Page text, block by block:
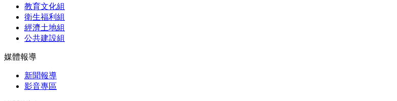
教育文化組
衛生福利組
經濟土地組
公共建設組
媒體報導
新聞報導
影音專區